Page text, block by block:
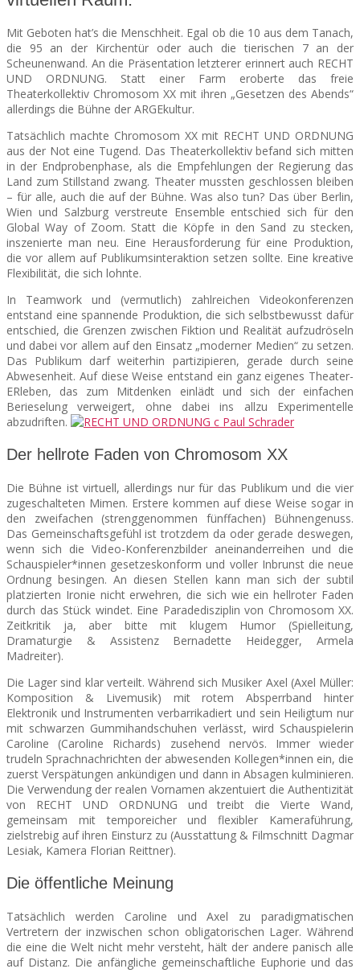
Mit Geboten hat’s die Menschheit. Egal ob die 10 aus dem Tanach,
die 95 an der Kirchentür oder auch die tierischen 7 an der
Scheunenwand. An die Präsentation letzterer erinnert auch RECHT
UND ORDNUNG. Statt einer Farm eroberte das freie
Theaterkollektiv Chromosom XX mit ihren „Gesetzen des Abends“
allerdings die Bühne der ARGEkultur.
Tatsächlich machte Chromosom XX mit RECHT UND ORDNUNG
aus der Not eine Tugend. Das Theaterkollektiv befand sich mitten
in der Endprobenphase, als die Empfehlungen der Regierung das
Land zum Stillstand zwang. Theater mussten geschlossen bleiben
– für alle, auch die auf der Bühne. Was also tun? Das über Berlin,
Wien und Salzburg verstreute Ensemble entschied sich für den
Global Way of Zoom. Statt die Köpfe in den Sand zu stecken,
inszenierte man neu. Eine Herausforderung für eine Produktion,
die vor allem auf Publikumsinteraktion setzen sollte. Eine kreative
Flexibilität, die sich lohnte.
In Teamwork und (vermutlich) zahlreichen Videokonferenzen
entstand eine spannende Produktion, die sich selbstbewusst dafür
entschied, die Grenzen zwischen Fiktion und Realität aufzudröseln
und dabei vor allem auf den Einsatz „moderner Medien“ zu setzen.
Das Publikum darf weiterhin partizipieren, gerade durch seine
Abwesenheit. Auf diese Weise entstand ein ganz eigenes Theater-
ERleben, das zum Mitdenken einlädt und sich der einfachen
Berieselung verweigert, ohne dabei ins allzu Experimentelle
abzudriften.
Der hellrote Faden von Chromosom XX
Die Bühne ist virtuell, allerdings nur für das Publikum und die vier
zugeschalteten Mimen. Erstere kommen auf diese Weise sogar in
den zweifachen (strenggenommen fünffachen) Bühnengenuss.
Das Gemeinschaftsgefühl ist trotzdem da oder gerade deswegen,
wenn sich die Video-Konferenzbilder aneinanderreihen und die
Schauspieler*innen gesetzeskonform und voller Inbrunst die neue
Ordnung besingen. An diesen Stellen kann man sich der subtil
platzierten Ironie nicht erwehren, die sich wie ein hellroter Faden
durch das Stück windet. Eine Paradedisziplin von Chromosom XX.
Zeitkritik ja, aber bitte mit klugem Humor (Spielleitung,
Dramaturgie & Assistenz Bernadette Heidegger, Armela
Madreiter).
Die Lager sind klar verteilt. Während sich Musiker Axel (Axel Müller:
Komposition & Livemusik) mit rotem Absperrband hinter
Elektronik und Instrumenten verbarrikadiert und sein Heiligtum nur
mit schwarzen Gummihandschuhen verlässt, wird Schauspielerin
Caroline (Caroline Richards) zusehend nervös. Immer wieder
trudeln Sprachnachrichten der abwesenden Kollegen*innen ein, die
zuerst Verspätungen ankündigen und dann in Absagen kulminieren.
Die Verwendung der realen Vornamen akzentuiert die Authentizität
von RECHT UND ORDNUNG und treibt die Vierte Wand,
gemeinsam mit temporeicher und flexibler Kameraführung,
zielstrebig auf ihren Einsturz zu (Ausstattung & Filmschnitt Dagmar
Lesiak, Kamera Florian Reittner).
Die öffentliche Meinung
Tatsächlich werden Caroline und Axel zu paradigmatischen
Vertretern der inzwischen schon obligatorischen Lager. Während
die eine die Welt nicht mehr versteht, hält der andere panisch alle
auf Distanz. Die anfängliche gemeinschaftliche Euphorie und das